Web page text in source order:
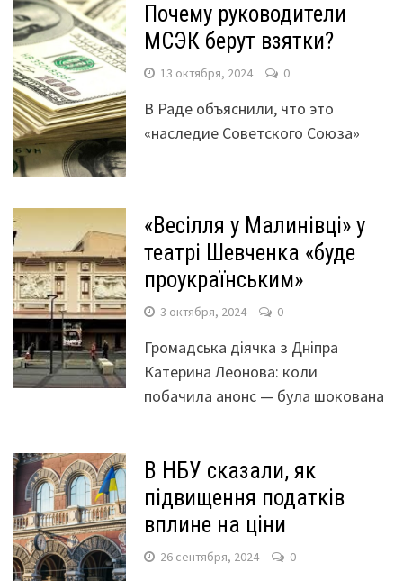
Почему руководители
МСЭК берут взятки?
13 октября, 2024 0
В Раде объяснили, что это
«наследие Советского Союза»
«Весілля у Малинівці» у
театрі Шевченка «буде
проукраїнським»
3 октября, 2024 0
Громадська діячка з Дніпра
Катерина Леонова: коли
побачила анонс — була шокована
В НБУ сказали, як
підвищення податків
вплине на ціни
26 сентября, 2024 0